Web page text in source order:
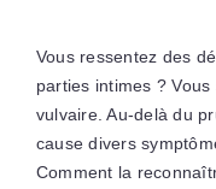
Vous ressentez des
parties intimes ?
vulvaire. Au-delà du
cause divers
Comment la